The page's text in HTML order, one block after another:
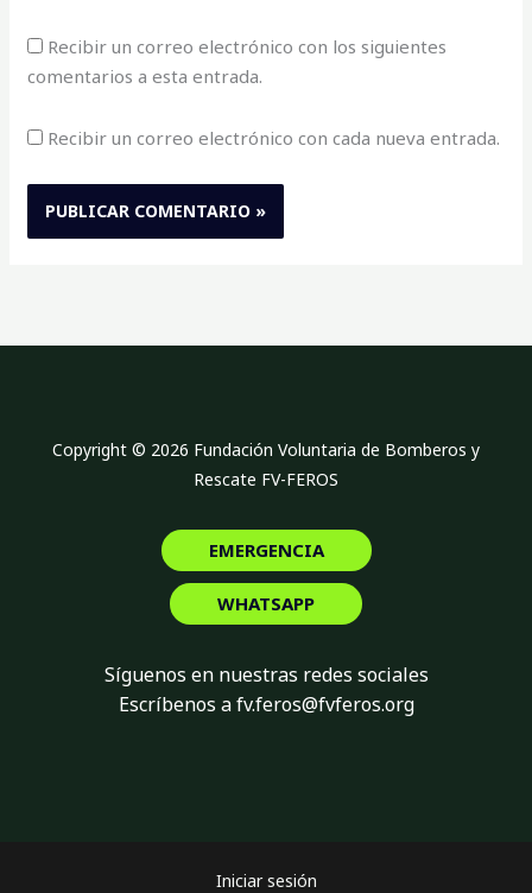
Recibir un correo electrónico con los siguientes
comentarios a esta entrada.
Recibir un correo electrónico con cada nueva entrada.
Copyright © 2026 Fundación Voluntaria de Bomberos y
Rescate FV-FEROS
EMERGENCIA
WHATSAPP
Síguenos en nuestras redes sociales
Escríbenos a fv.feros@fvferos.org
Iniciar sesión